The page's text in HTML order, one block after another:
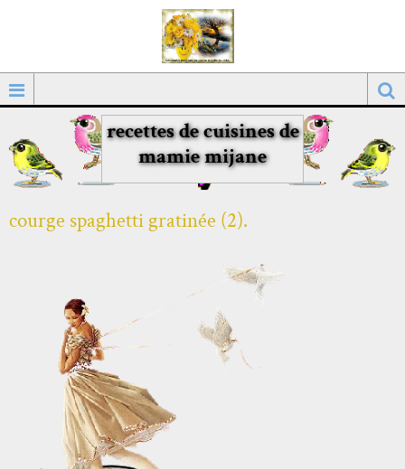
recettes de cuisines de
mamie mijane
courge spaghetti gratinée (2).